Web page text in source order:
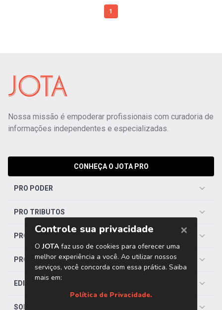
1
Nossa missão é empoderar profissionais com curadoria de
informações independentes e especializadas.
CONHEÇA O JOTA PRO
PRO PODER
PRO TRIBUTOS
PRO TRABALHISTA
PRO SAÚDE
EDITORIAS
SOBRE O JOTA